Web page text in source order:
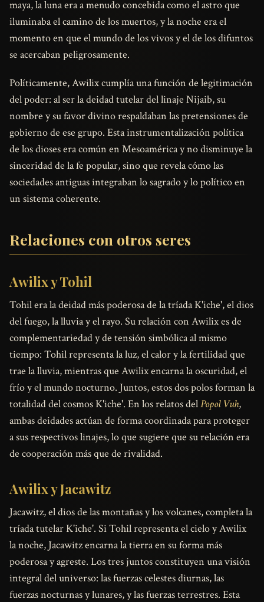
maya, la luna era a menudo concebida como el astro que
iluminaba el camino de los muertos, y la noche era el
momento en que el mundo de los vivos y el de los difuntos
se acercaban peligrosamente.
Políticamente, Awilix cumplía una función de legitimación
del poder: al ser la deidad tutelar del linaje Nijaib, su
nombre y su favor divino respaldaban las pretensiones de
gobierno de ese grupo. Esta instrumentalización política
de los dioses era común en Mesoamérica y no disminuye la
sinceridad de la fe popular, sino que revela cómo las
sociedades antiguas integraban lo sagrado y lo político en
un sistema coherente.
Relaciones con otros seres
Awilix y Tohil
Tohil era la deidad más poderosa de la tríada K'iche', el dios
del fuego, la lluvia y el rayo. Su relación con Awilix es de
complementariedad y de tensión simbólica al mismo
tiempo: Tohil representa la luz, el calor y la fertilidad que
trae la lluvia, mientras que Awilix encarna la oscuridad, el
frío y el mundo nocturno. Juntos, estos dos polos forman la
totalidad del cosmos K'iche'. En los relatos delPopol Vuh,
ambas deidades actúan de forma coordinada para proteger
a sus respectivos linajes, lo que sugiere que su relación era
de cooperación más que de rivalidad.
Awilix y Jacawitz
Jacawitz, el dios de las montañas y los volcanes, completa la
tríada tutelar K'iche'. Si Tohil representa el cielo y Awilix
la noche, Jacawitz encarna la tierra en su forma más
poderosa y agreste. Los tres juntos constituyen una visión
integral del universo: las fuerzas celestes diurnas, las
fuerzas nocturnas y lunares, y las fuerzas terrestres. Esta